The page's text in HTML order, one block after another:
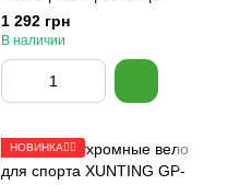
Защитные | Черный с
зеркальной оранжевой линзой
1 292 грн
В наличии
НОВИНКА🚴‍♂️